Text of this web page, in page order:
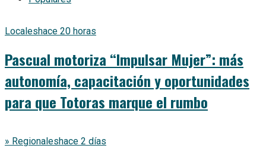
Localeshace 20 horas
Pascual motoriza “Impulsar Mujer”: más
autonomía, capacitación y oportunidades
para que Totoras marque el rumbo
» Regionaleshace 2 días